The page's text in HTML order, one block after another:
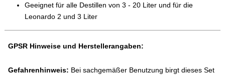
Geeignet für alle Destillen von 3 - 20 Liter und für die
Leonardo 2 und 3 Liter
GPSR Hinweise und Herstellerangaben:
Gefahrenhinweis: Bei sachgemäßer Benutzung birgt dieses Set